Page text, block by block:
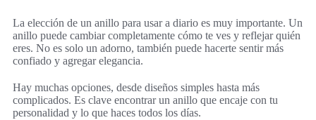
La elección de un anillo para usar a diario es muy importante. Un
anillo puede cambiar completamente cómo te ves y reflejar quién
eres. No es solo un adorno, también puede hacerte sentir más
confiado y agregar elegancia.
Hay muchas opciones, desde diseños simples hasta más
complicados. Es clave encontrar un anillo que encaje con tu
personalidad y lo que haces todos los días.